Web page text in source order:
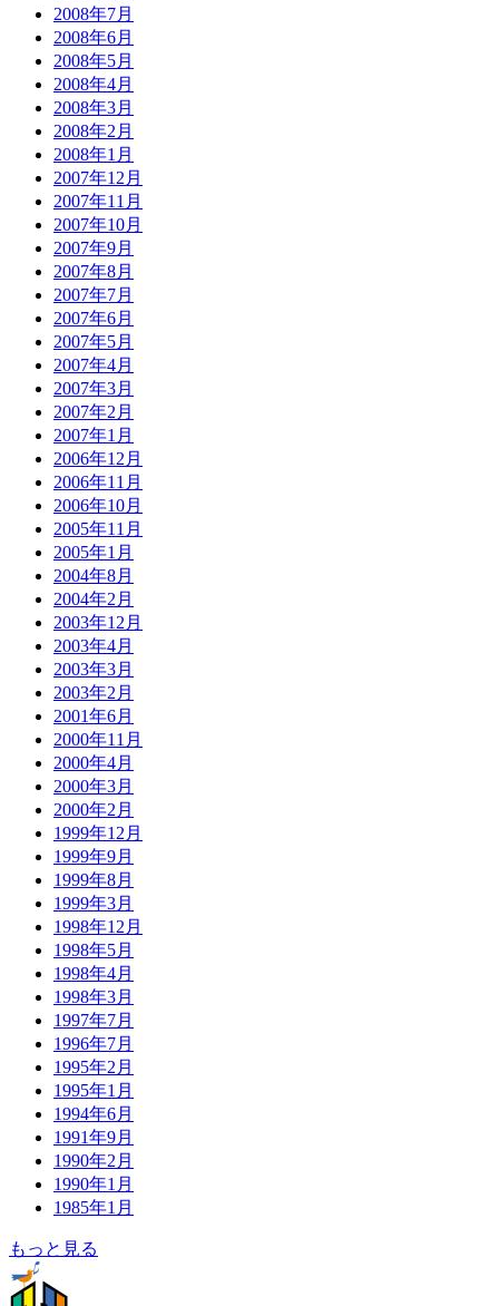
2008年7月
2008年6月
2008年5月
2008年4月
2008年3月
2008年2月
2008年1月
2007年12月
2007年11月
2007年10月
2007年9月
2007年8月
2007年7月
2007年6月
2007年5月
2007年4月
2007年3月
2007年2月
2007年1月
2006年12月
2006年11月
2006年10月
2005年11月
2005年1月
2004年8月
2004年2月
2003年12月
2003年4月
2003年3月
2003年2月
2001年6月
2000年11月
2000年4月
2000年3月
2000年2月
1999年12月
1999年9月
1999年8月
1999年3月
1998年12月
1998年5月
1998年4月
1998年3月
1997年7月
1996年7月
1995年2月
1995年1月
1994年6月
1991年9月
1990年2月
1990年1月
1985年1月
もっと見る